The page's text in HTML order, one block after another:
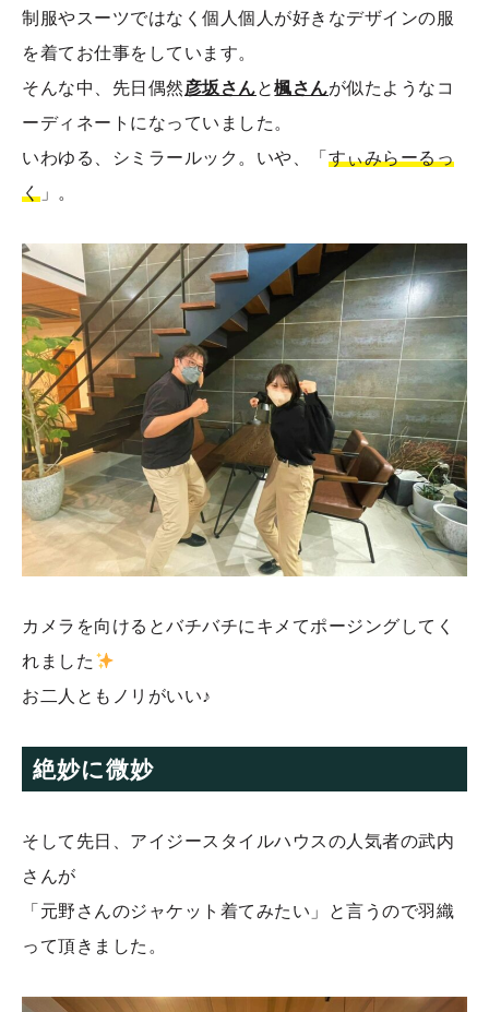
制服やスーツではなく個人個人が好きなデザインの服
を着てお仕事をしています。
そんな中、先日偶然彦坂さんと楓さんが似たようなコ
ーディネートになっていました。
いわゆる、シミラールック。いや、「 すぃみらーるっ
く」。
カメラを向けるとバチバチにキメてポージングしてく
れました
お二人ともノリがいい♪
絶妙に微妙
そして先日、アイジースタイルハウスの人気者の武内
さんが
「元野さんのジャケット着てみたい」と言うので羽織
って頂きました。